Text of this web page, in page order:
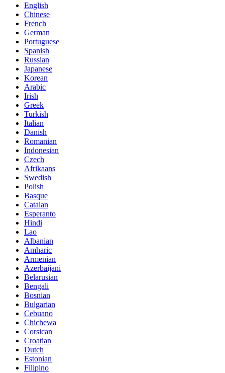
English
Chinese
French
German
Portuguese
Spanish
Russian
Japanese
Korean
Arabic
Irish
Greek
Turkish
Italian
Danish
Romanian
Indonesian
Czech
Afrikaans
Swedish
Polish
Basque
Catalan
Esperanto
Hindi
Lao
Albanian
Amharic
Armenian
Azerbaijani
Belarusian
Bengali
Bosnian
Bulgarian
Cebuano
Chichewa
Corsican
Croatian
Dutch
Estonian
Filipino